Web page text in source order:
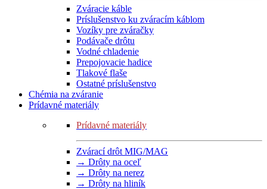
Zváracie káble
Príslušenstvo ku zváracím káblom
Vozíky pre zváračky
Podávače drôtu
Vodné chladenie
Prepojovacie hadice
Tlakové flaše
Ostatné príslušenstvo
Chémia na zváranie
Prídavné materiály
Prídavné materiály
Zvárací drôt MIG/MAG
→ Drôty na oceľ
→ Drôty na nerez
→ Drôty na hliník